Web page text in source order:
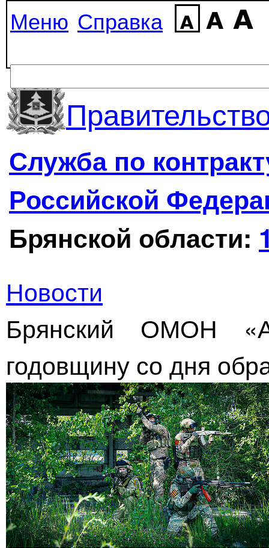
Меню Справка
Служба по
Российской
Брянской области:
Новости
Брянский ОМОН
годовщину со дня